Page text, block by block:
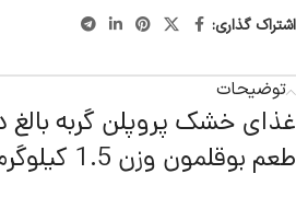
اشتراک گذاری:
توضیحات
غذای خشک پروپلن گربه
طعم بوقلمون وزن 1.5 کیلوگرم